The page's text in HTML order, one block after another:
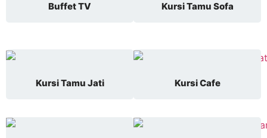
Buffet TV Kursi Tamu Sofa
Kursi Tamu Jati Kursi Cafe